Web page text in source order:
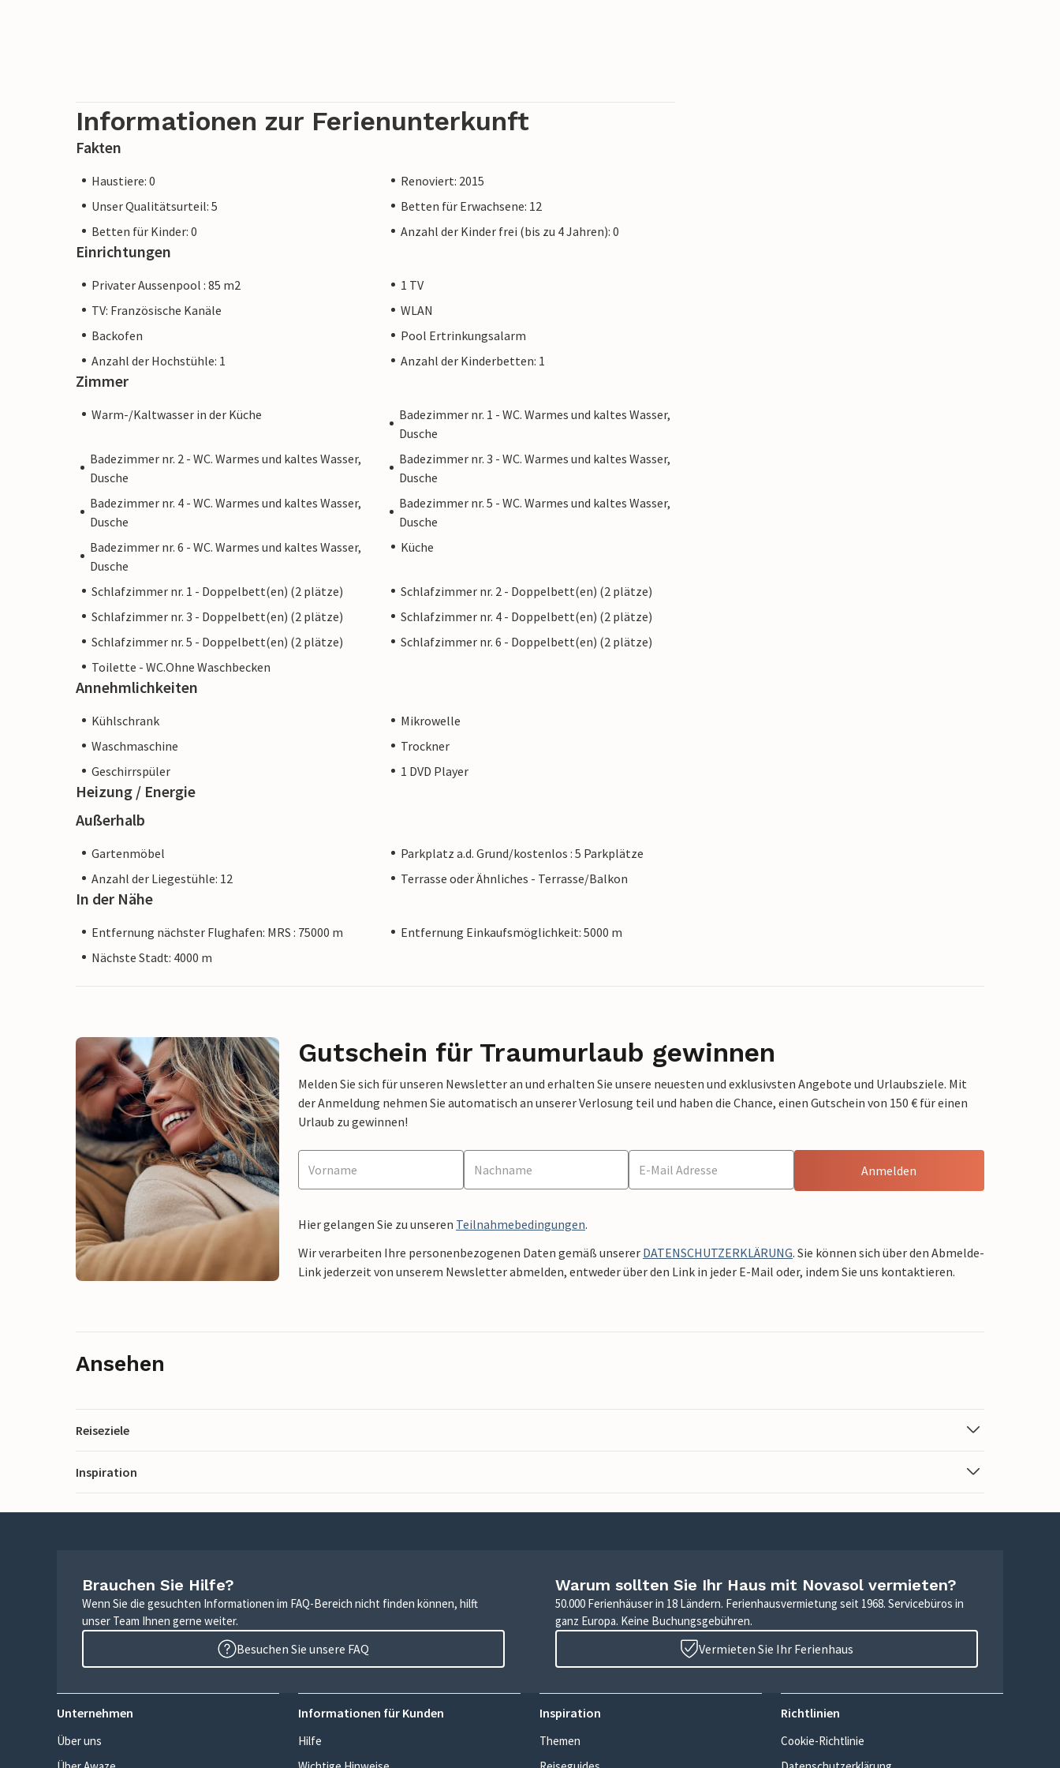
Informationen zur Ferienunterkunft
Fakten
Haustiere: 0
Renoviert: 2015
Unser Qualitätsurteil: 5
Betten für Erwachsene: 12
Betten für Kinder: 0
Anzahl der Kinder frei (bis zu 4 Jahren): 0
Einrichtungen
Privater Aussenpool : 85 m2
1 TV
TV: Französische Kanäle
WLAN
Backofen
Pool Ertrinkungsalarm
Anzahl der Hochstühle: 1
Anzahl der Kinderbetten: 1
Zimmer
Warm-/Kaltwasser in der Küche
Badezimmer nr. 1 - WC. Warmes und kaltes Wasser,
Dusche
Badezimmer nr. 2 - WC. Warmes und kaltes Wasser,
Dusche
Badezimmer nr. 3 - WC. Warmes und kaltes Wasser,
Dusche
Badezimmer nr. 4 - WC. Warmes und kaltes Wasser,
Dusche
Badezimmer nr. 5 - WC. Warmes und kaltes Wasser,
Dusche
Badezimmer nr. 6 - WC. Warmes und kaltes Wasser,
Dusche
Küche
Schlafzimmer nr. 1 - Doppelbett(en) (2 plätze)
Schlafzimmer nr. 2 - Doppelbett(en) (2 plätze)
Schlafzimmer nr. 3 - Doppelbett(en) (2 plätze)
Schlafzimmer nr. 4 - Doppelbett(en) (2 plätze)
Schlafzimmer nr. 5 - Doppelbett(en) (2 plätze)
Schlafzimmer nr. 6 - Doppelbett(en) (2 plätze)
Toilette - WC.Ohne Waschbecken
Annehmlichkeiten
Kühlschrank
Mikrowelle
Waschmaschine
Trockner
Geschirrspüler
1 DVD Player
Heizung / Energie
Außerhalb
Gartenmöbel
Parkplatz a.d. Grund/kostenlos : 5 Parkplätze
Anzahl der Liegestühle: 12
Terrasse oder Ähnliches - Terrasse/Balkon
In der Nähe
Entfernung nächster Flughafen: MRS : 75000 m
Entfernung Einkaufsmöglichkeit: 5000 m
Nächste Stadt: 4000 m
Gutschein für Traumurlaub gewinnen
Melden Sie sich für unseren Newsletter an und erhalten Sie unsere neuesten und exklusivsten Angebote und Urlaubsziele. Mit
der Anmeldung nehmen Sie automatisch an unserer Verlosung teil und haben die Chance, einen Gutschein von 150 € für einen
Urlaub zu gewinnen!
Anmelden
Hier gelangen Sie zu unseren Teilnahmebedingungen.
Wir verarbeiten Ihre personenbezogenen Daten gemäß unserer DATENSCHUTZERKLÄRUNG. Sie können sich über den Abmelde-
Link jederzeit von unserem Newsletter abmelden, entweder über den Link in jeder E-Mail oder, indem Sie uns kontaktieren.
Ansehen
Reiseziele
Inspiration
Brauchen Sie Hilfe?
Wenn Sie die gesuchten Informationen im FAQ-Bereich nicht finden können, hilft
unser Team Ihnen gerne weiter.
Besuchen Sie unsere FAQ
Warum sollten Sie Ihr Haus mit Novasol vermieten?
50.000 Ferienhäuser in 18 Ländern. Ferienhausvermietung seit 1968. Servicebüros in
ganz Europa. Keine Buchungsgebühren.
Vermieten Sie Ihr Ferienhaus
Unternehmen
Über uns
Informationen für Kunden
Hilfe
Inspiration
Themen
Richtlinien
Cookie-Richtlinie